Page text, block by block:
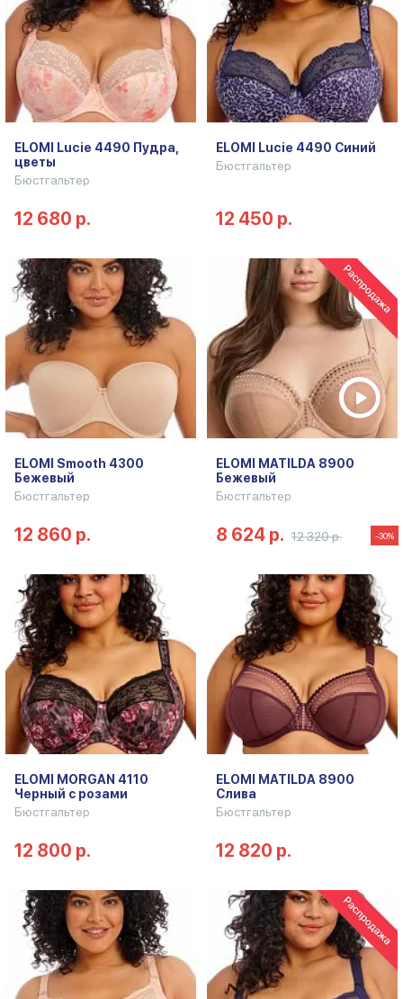
ELOMI Lucie 4490 Пудра,
цветы
Бюстгальтер
12 680 р.
ELOMI Lucie 4490 Синий
Бюстгальтер
12 450 р.
ELOMI Smooth 4300
Бежевый
Бюстгальтер
12 860 р.
ELOMI MATILDA 8900
Бежевый
Бюстгальтер
8 624 р. 12 320 р. -30%
ELOMI MORGAN 4110
Черный с розами
Бюстгальтер
12 800 р.
ELOMI MATILDA 8900
Слива
Бюстгальтер
12 820 р.